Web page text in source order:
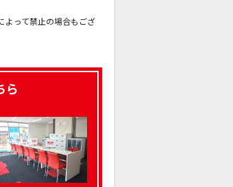
よって禁止の場合もござ
ら